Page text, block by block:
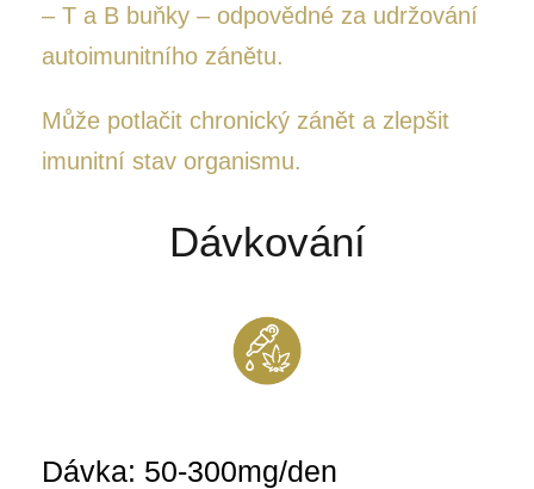
– T a B buňky – odpovědné za udržování
autoimunitního zánětu.
Může potlačit chronický zánět a zlepšit
imunitní stav organismu.
Dávkování
Dávka: 50-300mg/den